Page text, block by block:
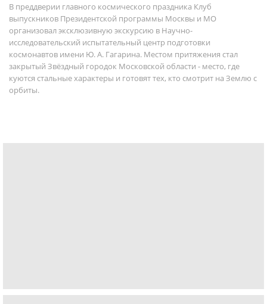
В преддверии главного космического праздника Клуб
выпускников Президентской программы Москвы и МО
организовал эксклюзивную экскурсию в Научно-
исследовательский испытательный центр подготовки
космонавтов имени Ю. А. Гагарина. Местом притяжения стал
закрытый Звёздный городок Московской области - место, где
куются стальные характеры и готовят тех, кто смотрит на Землю с
орбиты.